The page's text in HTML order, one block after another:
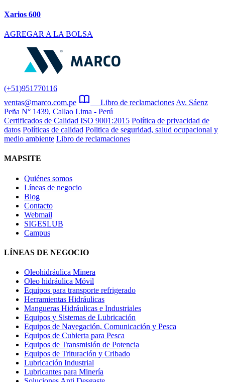
Xarios 600
AGREGAR A LA BOLSA
(+51)951770116
ventas@marco.com.pe
Libro de reclamaciones Av. Sáenz
Peña N° 1439, Callao Lima - Perú
Certificados de Calidad ISO 9001:2015 Política de privacidad de
datos Políticas de calidad Politica de seguridad, salud ocupacional y
medio ambiente Libro de reclamaciones
MAPSITE
Quiénes somos
Líneas de negocio
Blog
Contacto
Webmail
SIGESLUB
Campus
LÍNEAS DE NEGOCIO
Oleohidráulica Minera
Oleo hidráulica Móvil
Equipos para transporte refrigerado
Herramientas Hidráulicas
Mangueras Hidráulicas e Industriales
Equipos y Sistemas de Lubricación
Equipos de Navegación, Comunicación y Pesca
Equipos de Cubierta para Pesca
Equipos de Transmisión de Potencia
Equipos de Trituración y Cribado
Lubricación Industrial
Lubricantes para Minería